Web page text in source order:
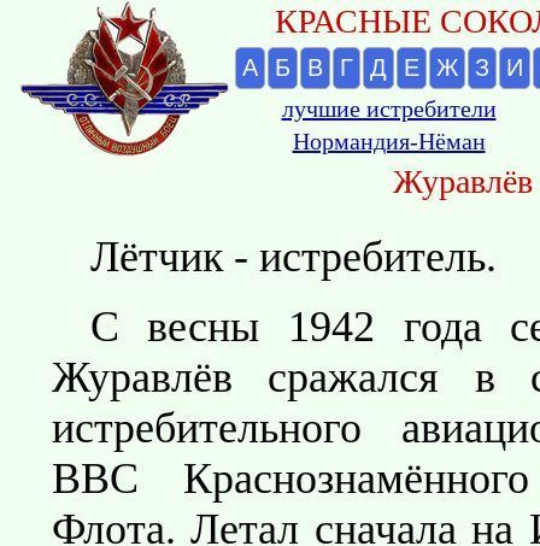
КРАСНЫЕ
А Б В Г Д Е Ж З И
лучшие истребители
Нормандия-Нёман
Лётчик - истребитель.
С весны 1942 года
Журавлёв сражался в
истребительного
ВВС Краснознамённого
Флота. Летал сначала на